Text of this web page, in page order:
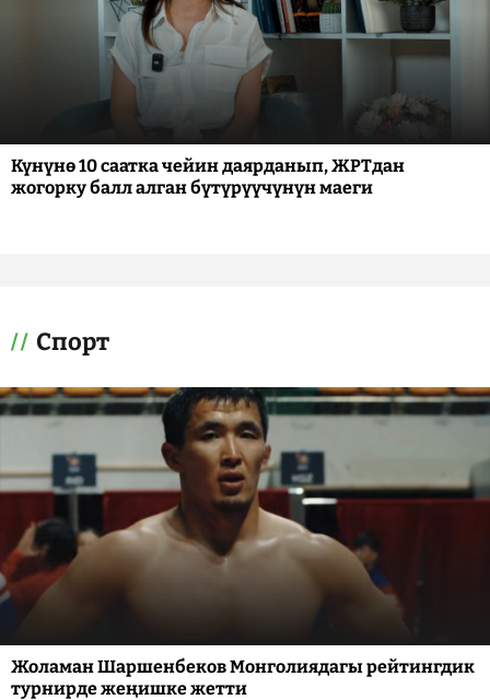
Күнүнө 10 саатка чейин даярданып, ЖРТдан
жогорку балл алган бүтүрүүчүнүн маеги
Спорт
Жоламан Шаршенбеков Монголиядагы рейтингдик
турнирде жеңишке жетти